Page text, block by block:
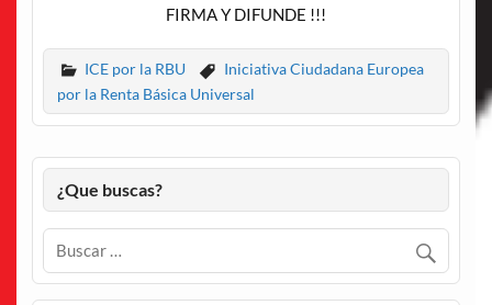
FIRMA Y DIFUNDE !!!
ICE por la RBU
Iniciativa Ciudadana Europea
por la Renta Básica Universal
¿Que buscas?